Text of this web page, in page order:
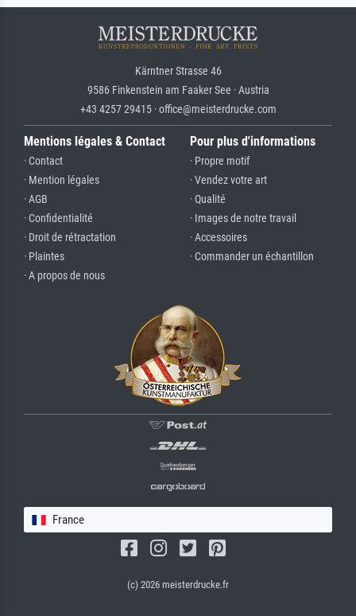
Kärntner Strasse 46
9586 Finkenstein am Faaker See · Austria
+43 4257 29415 · office@meisterdrucke.com
Mentions légales & Contact
· Contact
· Mention légales
· AGB
· Confidentialité
· Droit de rétractation
· Plaintes
· A propos de nous
Pour plus d'informations
· Propre motif
· Vendez votre art
· Qualité
· Images de notre travail
· Accessoires
· Commander un échantillon
France
(c) 2026 meisterdrucke.fr